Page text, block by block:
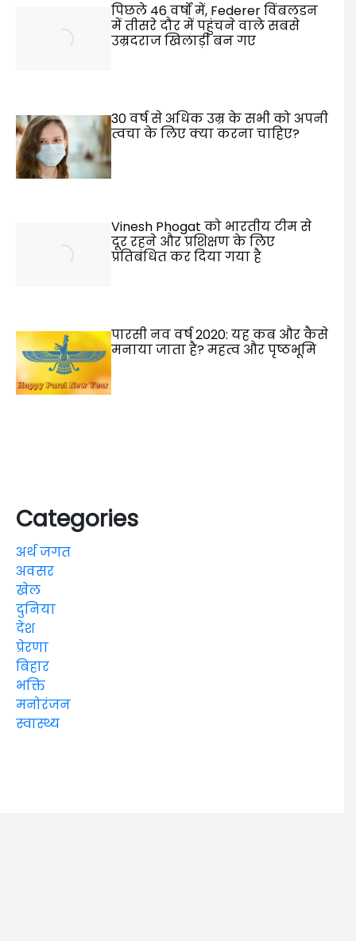
पिछले 46 वर्षों में, Federer विंबलडन
में तीसरे दौर में पहुंचने वाले सबसे
उम्रदराज खिलाड़ी बन गए
30 वर्ष से अधिक उम्र के सभी को अपनी
त्वचा के लिए क्या करना चाहिए?
Vinesh Phogat को भारतीय टीम से
दूर रहने और प्रशिक्षण के लिए
प्रतिबंधित कर दिया गया है
पारसी नव वर्ष 2020: यह कब और कैसे
मनाया जाता है? महत्व और पृष्ठभूमि
Categories
अर्थ जगत
अवसर
खेल
दुनिया
देश
प्रेरणा
बिहार
भक्ति
मनोरंजन
स्वास्थ्य